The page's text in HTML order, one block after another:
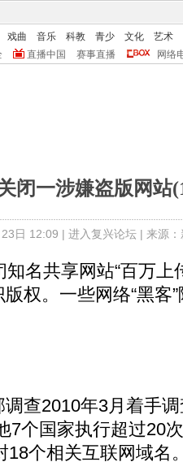
戏曲 音乐 科教 青少 文化
艺术
直播中国 赛事直播 网络
闭一涉嫌盗版网站
日 12:09 | 进入复兴论坛| 来源
共享网站“百万上
权。一些网络“黑客
2010年3月着手调
7个国家执行超过20
18个相关互联网域名